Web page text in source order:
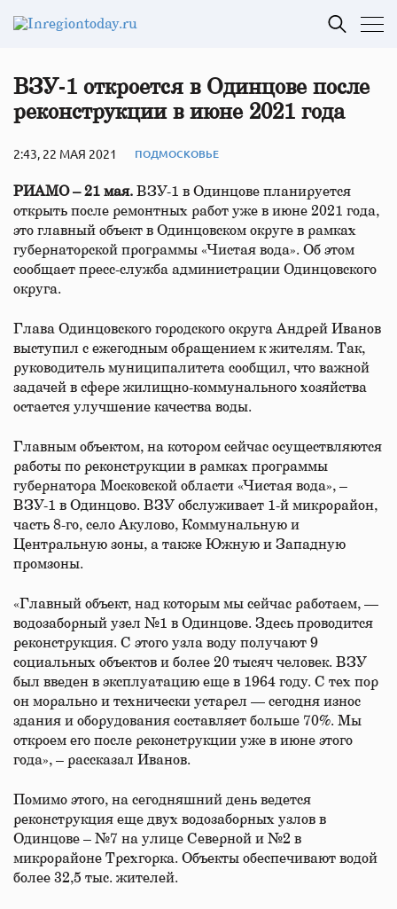
ВЗУ‑1 откроется в Одинцове после
реконструкции в июне 2021 года
2:43, 22 МАЯ 2021 ПОДМОСКОВЬЕ
РИАМО – 21 мая. ВЗУ-1 в Одинцове планируется
открыть после ремонтных работ уже в июне 2021 года,
это главный объект в Одинцовском округе в рамках
губернаторской программы «Чистая вода». Об этом
сообщает пресс-служба администрации Одинцовского
округа.
Глава Одинцовского городского округа Андрей Иванов
выступил с ежегодным обращением к жителям. Так,
руководитель муниципалитета сообщил, что важной
задачей в сфере жилищно-коммунального хозяйства
остается улучшение качества воды.
Главным объектом, на котором сейчас осуществляются
работы по реконструкции в рамках программы
губернатора Московской области «Чистая вода», –
ВЗУ-1 в Одинцово. ВЗУ обслуживает 1-й микрорайон,
часть 8-го, село Акулово, Коммунальную и
Центральную зоны, а также Южную и Западную
промзоны.
«Главный объект, над которым мы сейчас работаем, —
водозаборный узел №1 в Одинцове. Здесь проводится
реконструкция. С этого узла воду получают 9
социальных объектов и более 20 тысяч человек. ВЗУ
был введен в эксплуатацию еще в 1964 году. С тех пор
он морально и технически устарел — сегодня износ
здания и оборудования составляет больше 70%. Мы
откроем его после реконструкции уже в июне этого
года», – рассказал Иванов.
Помимо этого, на сегодняшний день ведется
реконструкция еще двух водозаборных узлов в
Одинцове – №7 на улице Северной и №2 в
микрорайоне Трехгорка. Объекты обеспечивают водой
более 32,5 тыс. жителей.